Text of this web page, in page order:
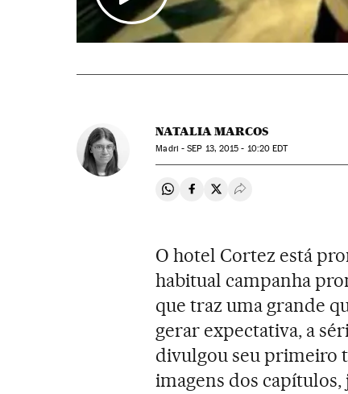
NATALIA MARCOS
Madri -SEP 13, 2015 - 10:20 EDT
Compartir en Whatsapp
Compartir en Facebook
Compartir en Twitter
Desplegar Redes
O hotel Cortez está
habitual campanha
que traz uma grande
gerar expectativa, a
divulgou seu primeiro
imagens dos capítulos,